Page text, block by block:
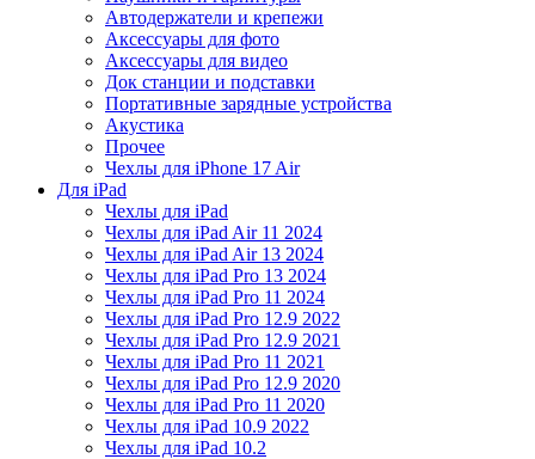
Автодержатели и крепежи
Аксессуары для фото
Аксессуары для видео
Док станции и подставки
Портативные зарядные устройства
Акустика
Прочее
Чехлы для iPhone 17 Air
Для iPad
Чехлы для iPad
Чехлы для iPad Air 11 2024
Чехлы для iPad Air 13 2024
Чехлы для iPad Pro 13 2024
Чехлы для iPad Pro 11 2024
Чехлы для iPad Pro 12.9 2022
Чехлы для iPad Pro 12.9 2021
Чехлы для iPad Pro 11 2021
Чехлы для iPad Pro 12.9 2020
Чехлы для iPad Pro 11 2020
Чехлы для iPad 10.9 2022
Чехлы для iPad 10.2